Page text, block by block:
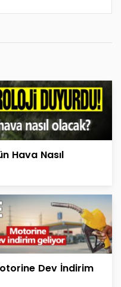
Hava Nasıl
Dev İndirim